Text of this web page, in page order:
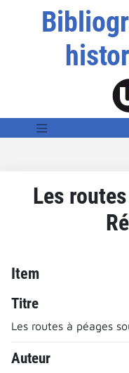
Les
Item
Titre
Les routes à péages
Auteur